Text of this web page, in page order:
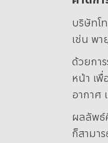
บริษัทโ
เช่น พ
ด้วยกา
หน้า เ
อากาศ
ผลลัพธ์
ก็สามา